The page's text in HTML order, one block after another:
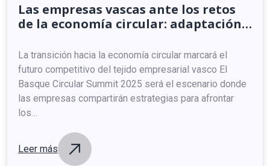
Las empresas vascas ante los retos
de la economía circular: adaptación,
La transición hacia la economía circular marcará el
futuro competitivo del tejido empresarial vasco El
Basque Circular Summit 2025 será el escenario donde
las empresas compartirán estrategias para afrontar
los…
Leer más